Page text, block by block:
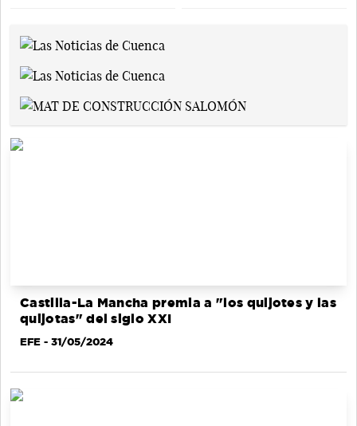
Castilla-La Mancha premia a "los quijotes y las
quijotas" del siglo XXI
EFE - 31/05/2024